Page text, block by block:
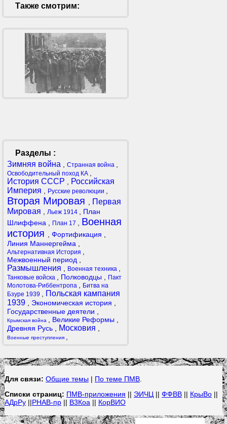
Также смотрим:
Разделы :
Зимняя война
Странная война
Освободительный поход КА
История СССР
Российская
Империя
Русские революции
Вторая Мировая
Первая
Мировая
Льеж 1914
План
Шлиффена
План 17
Военная
история
Фортификация
Линия Маннергейма
Альтернативная История
Межвоенный период
Размышления Военная техника
Танковые войска Полководцы
Пакт
Молотова-Риббентропа
Битва на
Бзуре 1939
Польская кампания
1939
Экономическая история
Государственные деятели
Крымская война Великие Реформы
Древняя Русь
Московия
Военные преступления
Для связи: Общие темы | По теме ПМВ.
Списки страниц: ПМВ-приложения || ЭИЧЦ || ФФВВ|| КрыВо||
АДрРу||РНАВ-пр|| В3Коа || КорВИО